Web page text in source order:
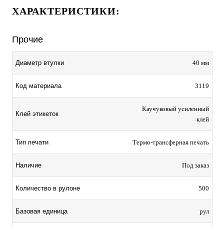
ХАРАКТЕРИСТИКИ:
Прочие
Диаметр втулки 40 мм
Код материала 3119
Клей этикеток
Каучуковый усиленный
клей
Тип печати Термо-трансферная печать
Наличие Под заказ
Количество в рулоне 500
Базовая единица рул